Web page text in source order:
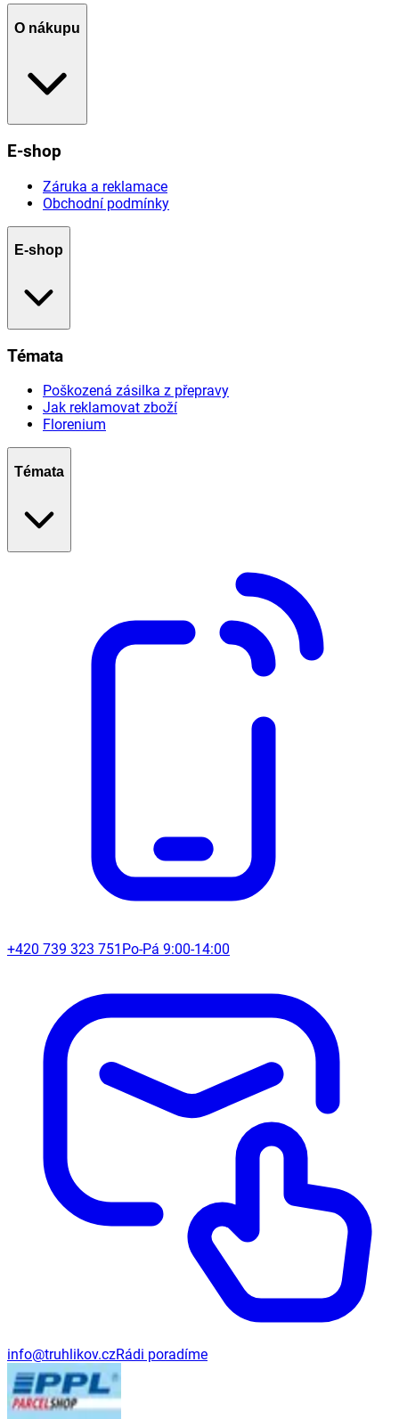
O nákupu
E-shop
Záruka a reklamace
Obchodní podmínky
E-shop
Témata
Poškozená zásilka z přepravy
Jak reklamovat zboží
Florenium
Témata
+420 739 323 751 Po-Pá 9:00-14:00
info@truhlikov.czRádi poradíme